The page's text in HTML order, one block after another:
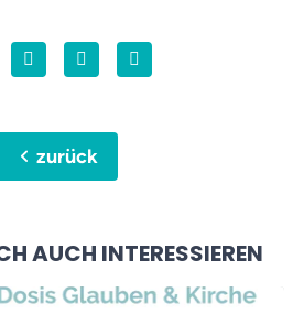
chevron_leftzurück
AUCH INTERESSIEREN